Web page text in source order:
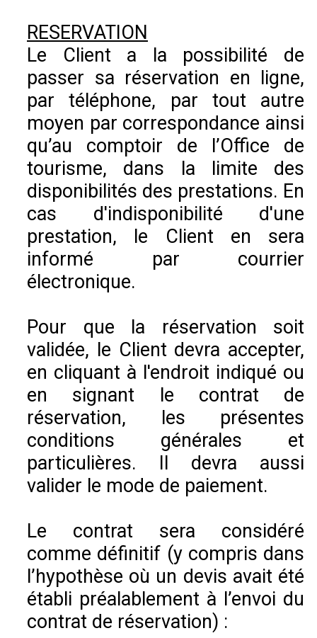
RESERVATION
Le Client a la possibilité de
passer sa réservation en ligne,
par téléphone, par tout autre
moyen par correspondance ainsi
qu’au comptoir de l’Office de
tourisme, dans la limite des
disponibilités des prestations. En
cas d'indisponibilité d'une
prestation, le Client en sera
informé par courrier
électronique.
Pour que la réservation soit
validée, le Client devra accepter,
en cliquant à l'endroit indiqué ou
en signant le contrat de
réservation, les présentes
conditions générales et
particulières. Il devra aussi
valider le mode de paiement.
Le contrat sera considéré
comme définitif (y compris dans
l’hypothèse où un devis avait été
établi préalablement à l’envoi du
contrat de réservation) :